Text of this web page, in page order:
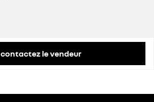
contactez le vendeur